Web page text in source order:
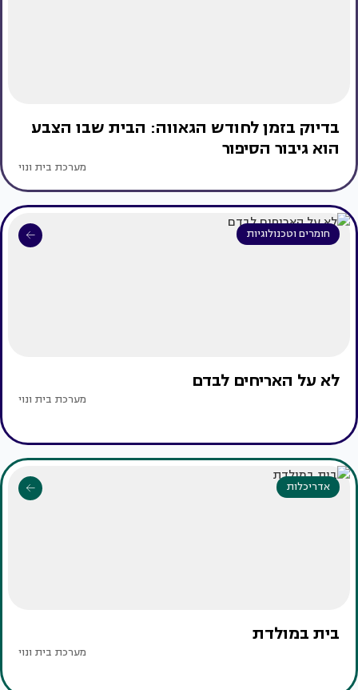
בדיוק בזמן לחודש הגאווה: הבית שבו הצבע
הוא גיבור הסיפור
מערכת בית ונוי
חומרים וטכנולוגיות
לא על האריחים לבדם
מערכת בית ונוי
אדריכלות
בית במולדת
מערכת בית ונוי